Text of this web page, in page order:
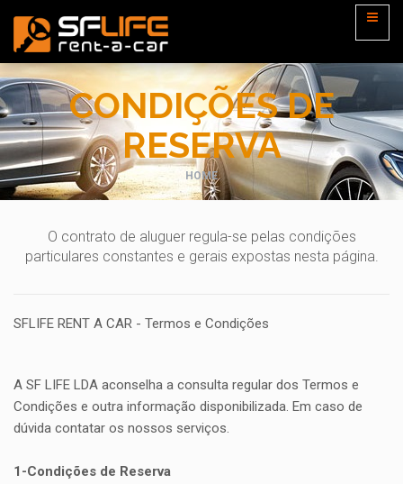
CONDIÇÕES DE
RESERVA
HOME
O contrato de aluguer regula-se pelas condições
particulares constantes e gerais expostas nesta página.
SFLIFE RENT A CAR - Termos e Condições
A SF LIFE LDA aconselha a consulta regular dos Termos e
Condições e outra informação disponibilizada. Em caso de
dúvida contatar os nossos serviços.
1-Condições de Reserva